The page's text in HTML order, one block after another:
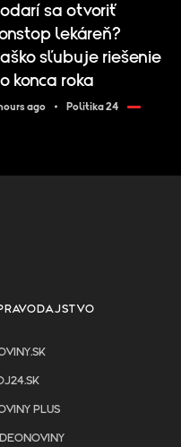
sa otvoriť
lekáreň?
sľubuje riešenie
konca roka
ago Politika 24
PLUS